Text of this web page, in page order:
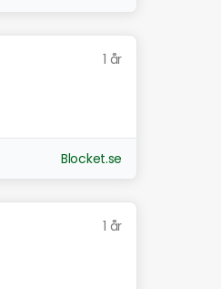
1 år
Blocket.se
1 år